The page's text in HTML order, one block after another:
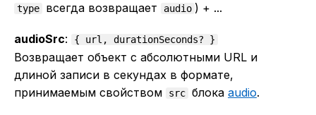
type всегда возвращает audio ) + ...
audioSrc: { url, durationSeconds? }
Возвращает объект с абсолютными URL и
длиной записи в секундах в формате,
принимаемым свойством
src блока audio.